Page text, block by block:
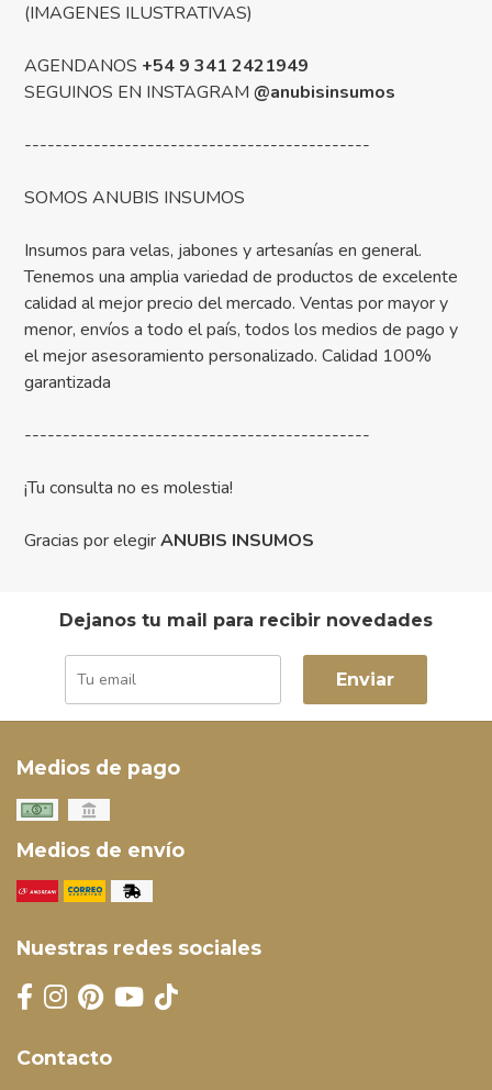
(IMAGENES ILUSTRATIVAS)
AGENDANOS +54 9 341 2421949
SEGUINOS EN INSTAGRAM@anubisinsumos
---------------------------------------------
SOMOS ANUBIS INSUMOS
Insumos para velas, jabones y artesanías en general.
Tenemos una amplia variedad de productos de excelente
calidad al mejor precio del mercado. Ventas por mayor y
menor, envíos a todo el país, todos los medios de pago y
el mejor asesoramiento personalizado. Calidad 100%
garantizada
---------------------------------------------
¡Tu consulta no es molestia!
Gracias por elegirANUBIS INSUMOS
Dejanos tu mail para recibir novedades
Enviar
Medios de pago
Medios de envío
Nuestras redes sociales
Contacto